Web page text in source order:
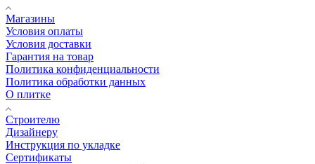
Магазины
Условия оплаты
Условия доставки
Гарантия на товар
Политика конфиденциальности
Политика обработки данных
О плитке
Строителю
Дизайнеру
Инструкция по укладке
Сертификаты